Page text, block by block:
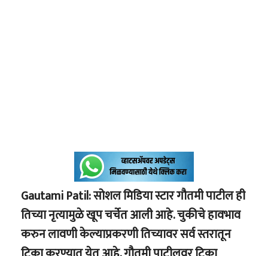
Gautami Patil: सोशल मिडिया स्टार गौतमी पाटील ही
तिच्या नृत्यामुळे खूप चर्चेत आली आहे. चुकीचे हावभाव
करुन लावणी केल्याप्रकरणी तिच्यावर सर्व स्तरातून